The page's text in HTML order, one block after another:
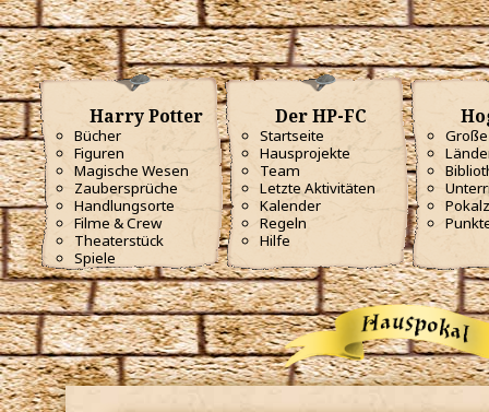
Harry Potter
Bücher
Figuren
Magische Wesen
Zaubersprüche
Handlungsorte
Filme & Crew
Theaterstück
Spiele
Der HP-FC
Startseite
Hausprojekte
Team
Letzte Aktivitäten
Kalender
Regeln
Hilfe